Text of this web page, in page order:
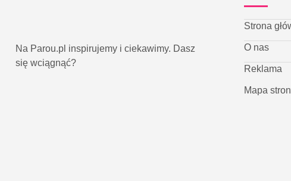
Na Parou.pl inspirujemy i ciekawimy. Dasz
się wciągnąć?
Strona
O nas
Reklama
Mapa